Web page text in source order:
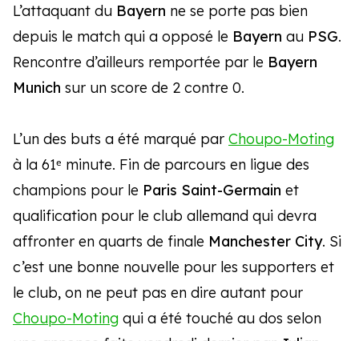
L’attaquant du Bayern ne se porte pas bien
depuis le match qui a opposé le Bayern au PSG.
Rencontre d’ailleurs remportée par le Bayern
Munich sur un score de 2 contre 0.
L’un des buts a été marqué par Choupo-Moting
à la 61ᵉ minute. Fin de parcours en ligue des
champions pour le Paris Saint-Germain et
qualification pour le club allemand qui devra
affronter en quarts de finale Manchester City. Si
c’est une bonne nouvelle pour les supporters et
le club, on ne peut pas en dire autant pour
Choupo-Moting qui a été touché au dos selon